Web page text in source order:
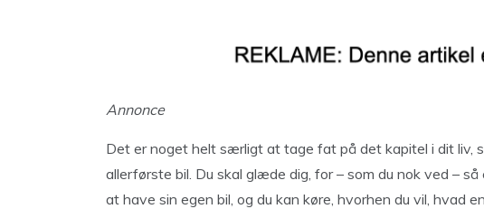
Annonce
Det er noget helt særligt at tage fat på det kapitel i dit liv,
allerførste bil. Du skal glæde dig, for – som du nok ved –
at have sin egen bil, og du kan køre, hvorhen du vil, hvad